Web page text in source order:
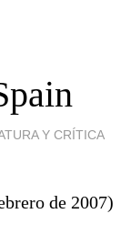
Y CRÍTICA
de 2007)